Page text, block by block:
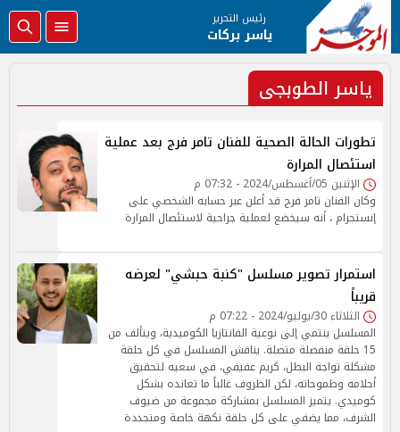
رئيس التحرير
ياسر بركات
ياسر الطوبجى
تطورات الحالة الصحية للفنان تامر فرج بعد عملية
استئصال المرارة
الإثنين 05/أغسطس/2024 - 07:32 م
وكان الفنان تامر فرج قد أعلن عبر حسابه الشخصي على
إنستجرام ، أنه سيخضع لعملية جراحية لاستئصال المرارة
استمرار تصوير مسلسل "كنبة حبشي" لعرضه
قريباً
الثلاثاء 30/يوليو/2024 - 07:22 م
المسلسل ينتمي إلى نوعية الفانتازيا الكوميدية، ويتألف من
15 حلقة منفصلة متصلة. يناقش المسلسل في كل حلقة
مشكلة تواجه البطل، كريم عفيفي، في سعيه لتحقيق
أحلامه وطموحاته، لكن الظروف غالباً ما تعانده بشكل
كوميدي. يتميز المسلسل بمشاركة مجموعة من ضيوف
الشرف، مما يضفي على كل حلقة نكهة خاصة ومتجددة